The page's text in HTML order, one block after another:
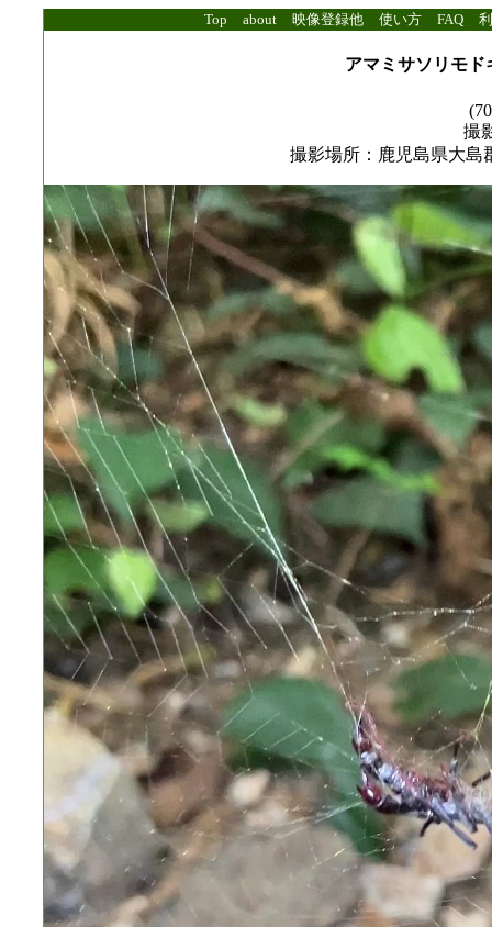
Top about 映像登録他 使い方 FAQ
アマミサソリモ
撮
撮影場所：鹿児島県大島